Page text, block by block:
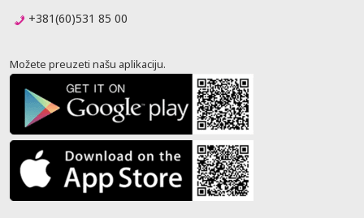
+381(60)531 85 00
Možete preuzeti našu aplikaciju.